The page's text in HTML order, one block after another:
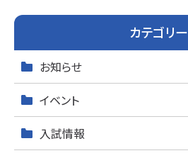
カテゴリー
お知らせ
イベント
入試情報